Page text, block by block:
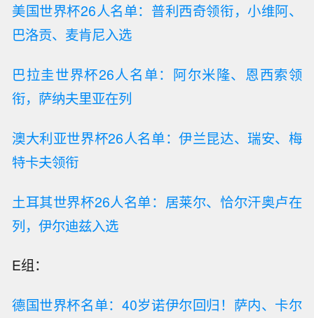
美国世界杯26人名单：普利西奇领衔，小维阿、
巴洛贡、麦肯尼入选
巴拉圭世界杯26人名单：阿尔米隆、恩西索领
衔，萨纳夫里亚在列
澳大利亚世界杯26人名单：伊兰昆达、瑞安、梅
特卡夫领衔
土耳其世界杯26人名单：居莱尔、恰尔汗奥卢在
列，伊尔迪兹入选
E组：
德国世界杯名单：40岁诺伊尔回归！萨内、卡尔